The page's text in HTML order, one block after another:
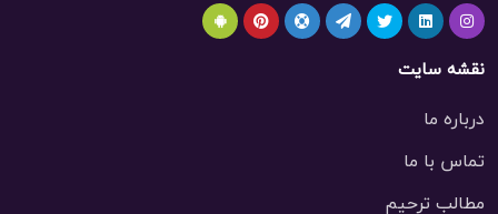
نقشه سایت
درباره ما
تماس با ما
مطالب ترحیم